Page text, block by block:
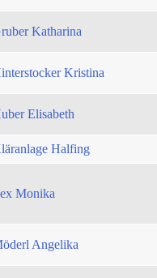
Katharina
Kristina
Elisabeth
Halfing
Monika
Angelika